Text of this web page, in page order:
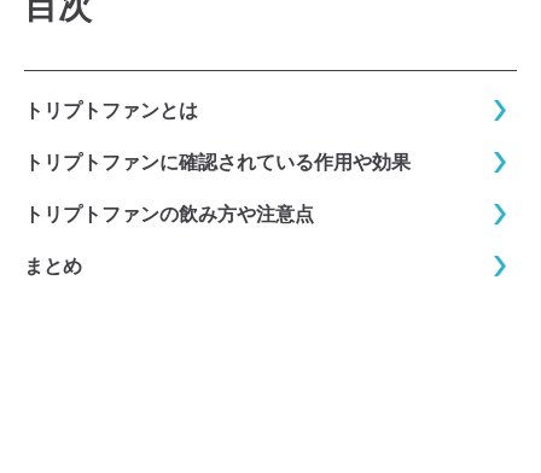
トリプトファンとは
トリプトファンに確認されている作用や効果
トリプトファンの飲み方や注意点
まとめ